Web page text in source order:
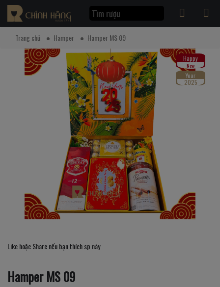
Trang chủ Hamper Hamper MS 09
Happy
New
Year
2025
Like hoặc Share nếu bạn thích sp này
Hamper MS 09